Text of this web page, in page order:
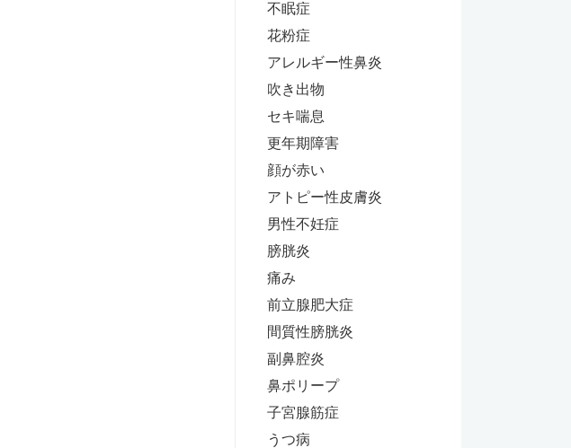
不眠症
花粉症
アレルギー性鼻炎
吹き出物
セキ喘息
更年期障害
顔が赤い
アトピー性皮膚炎
男性不妊症
膀胱炎
痛み
前立腺肥大症
間質性膀胱炎
副鼻腔炎
鼻ポリープ
子宮腺筋症
うつ病